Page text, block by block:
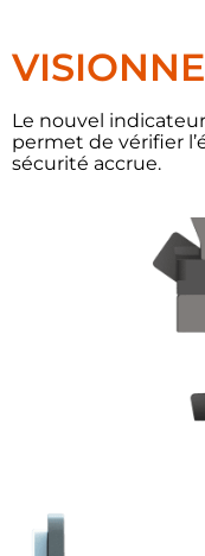
Le nouvel
permet de vérifier
sécurité accrue.